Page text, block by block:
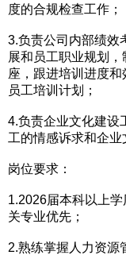
度的合规检查工作；
3.负责公司内部绩效
展和员工职业规划
座，跟进培训进度
员工培训计划；
4.负责企业文化建设
工的情感诉求和企业
岗位要求：
1.2026届本科以上
关专业优先；
2.熟练掌握人力资源